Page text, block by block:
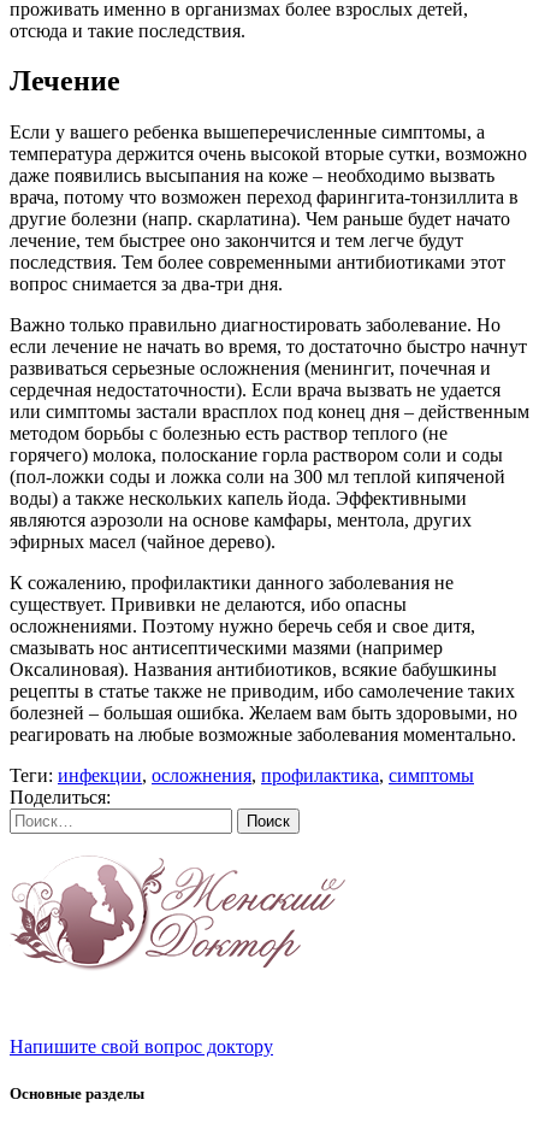
проживать именно в организмах более взрослых детей,
отсюда и такие последствия.
Лечение
Если у вашего ребенка вышеперечисленные симптомы, а
температура держится очень высокой вторые сутки, возможно
даже появились высыпания на коже – необходимо вызвать
врача, потому что возможен переход фарингита-тонзиллита в
другие болезни (напр. скарлатина). Чем раньше будет начато
лечение, тем быстрее оно закончится и тем легче будут
последствия. Тем более современными антибиотиками этот
вопрос снимается за два-три дня.
Важно только правильно диагностировать заболевание. Но
если лечение не начать во время, то достаточно быстро начнут
развиваться серьезные осложнения (менингит, почечная и
сердечная недостаточности). Если врача вызвать не удается
или симптомы застали врасплох под конец дня – действенным
методом борьбы с болезнью есть раствор теплого (не
горячего) молока, полоскание горла раствором соли и соды
(пол-ложки соды и ложка соли на 300 мл теплой кипяченой
воды) а также нескольких капель йода. Эффективными
являются аэрозоли на основе камфары, ментола, других
эфирных масел (чайное дерево).
К сожалению, профилактики данного заболевания не
существует. Прививки не делаются, ибо опасны
осложнениями. Поэтому нужно беречь себя и свое дитя,
смазывать нос антисептическими мазями (например
Оксалиновая). Названия антибиотиков, всякие бабушкины
рецепты в статье также не приводим, ибо самолечение таких
болезней – большая ошибка. Желаем вам быть здоровыми, но
реагировать на любые возможные заболевания моментально.
Теги: инфекции, осложнения, профилактика, симптомы
Поделиться:
Найти:
Напишите свой вопрос доктору
Основные разделы